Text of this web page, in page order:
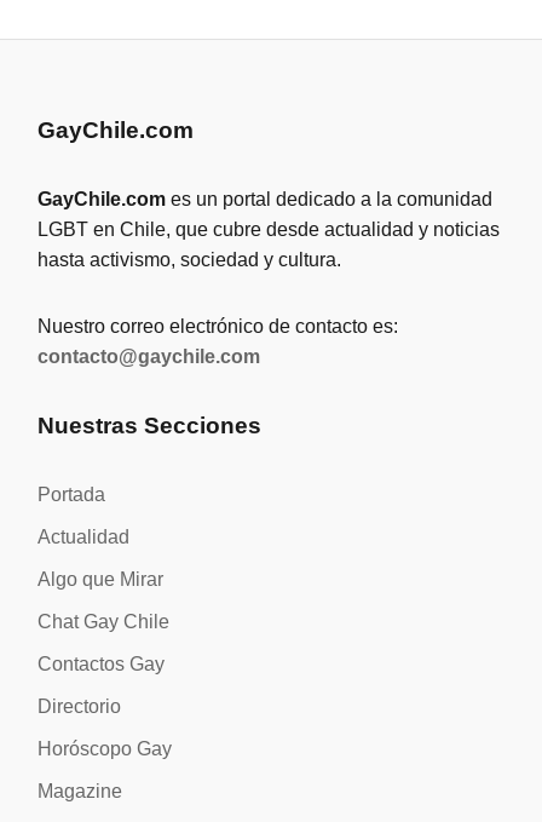
GayChile.com
GayChile.com es un portal dedicado a la comunidad
LGBT en Chile, que cubre desde actualidad y noticias
hasta activismo, sociedad y cultura.
Nuestro correo electrónico de contacto es:
contacto@gaychile.com
Nuestras Secciones
Portada
Actualidad
Algo que Mirar
Chat Gay Chile
Contactos Gay
Directorio
Horóscopo Gay
Magazine